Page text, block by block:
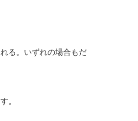
る。いずれの場合もだ
。